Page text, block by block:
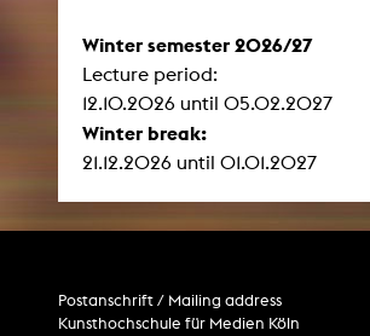
Winter semester 2026/27
Lecture period:
12.10.2026 until 05.02.2027
Winter break:
21.12.2026 until 01.01.2027
Postanschrift / Mailing address
Kunsthochschule für Medien Köln